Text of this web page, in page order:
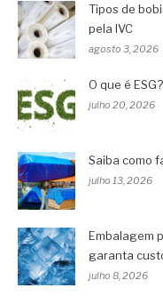
Tipos de
pela IVC
agosto 3, 2026
O que é ESG?
julho 20, 2026
Saiba como
julho 13, 2026
Embalagem
garanta
julho 8, 2026